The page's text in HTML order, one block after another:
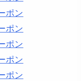
ポン
ポン
ポン
ポン
ポン